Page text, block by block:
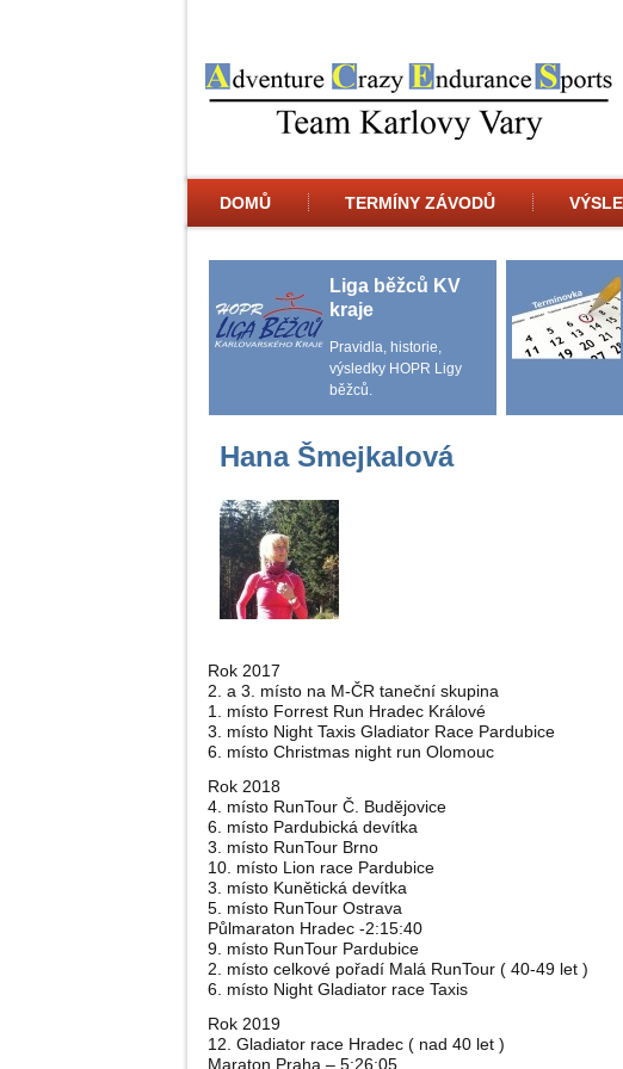
DOMŮ TERMÍNY ZÁVODŮ
Liga běžců KV
kraje
Pravidla, historie,
výsledky HOPR Ligy
běžců.
Hana Šmejkalová
Rok 2017
2. a 3. místo na M-ČR taneční skupina
1. místo Forrest Run Hradec Králové
3. místo Night Taxis Gladiator Race Pardubice
6. místo Christmas night run Olomouc
Rok 2018
4. místo RunTour Č. Budějovice
6. místo Pardubická devítka
3. místo RunTour Brno
10. místo Lion race Pardubice
3. místo Kunětická devítka
5. místo RunTour Ostrava
Půlmaraton Hradec -2:15:40
9. místo RunTour Pardubice
2. místo celkové pořadí Malá RunTour ( 40-49 let )
6. místo Night Gladiator race Taxis
Rok 2019
12. Gladiator race Hradec ( nad 40 let )
Maraton Praha – 5:26:05